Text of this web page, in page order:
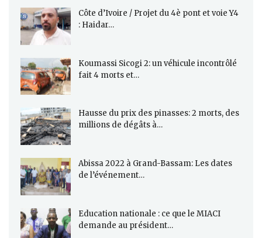
Côte d’Ivoire / Projet du 4è pont et voie Y4
: Haidar…
Koumassi Sicogi 2: un véhicule incontrôlé
fait 4 morts et…
Hausse du prix des pinasses: 2 morts, des
millions de dégâts à…
Abissa 2022 à Grand-Bassam: Les dates
de l’événement…
Education nationale : ce que le MIACI
demande au président…